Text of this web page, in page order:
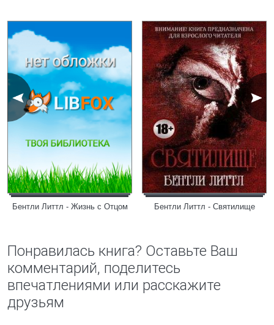
Бентли Литтл - Жизнь с Отцом Бентли Литтл - Святилище
Понравилась книга? Оставьте Ваш
комментарий, поделитесь
впечатлениями или расскажите
друзьям